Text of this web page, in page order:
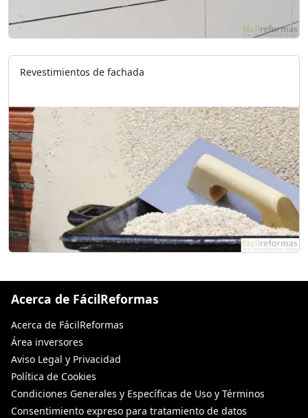
Revestimientos de fachada
Acerca de FácilReformas
Acerca de FácilReformas
Área inversores
Aviso Legal y Privacidad
Política de Cookies
Condiciones Generales y Específicas de Uso y Términos
Consentimiento expreso para tratamiento de datos